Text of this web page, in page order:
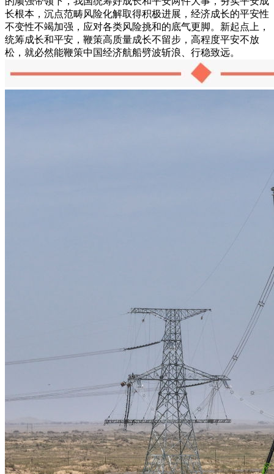
长根本，沉点范畴风险化解取得积极进展，经济成长的平安性
不变性不竭加强，应对各类风险挑和的底气更脚。新起点上，
统筹成长和平安，鞭策高质量成长不留步，高程度平安不放
松，就必然能鞭策中国经济航船劈波斩浪、行稳致远。